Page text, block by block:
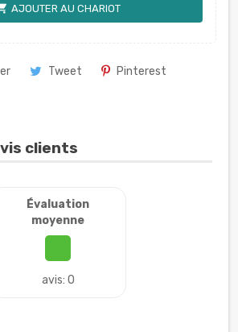
AJOUTER AU CHARIOT
Tweet Pinterest
clients
Évaluation
moyenne
avis: 0